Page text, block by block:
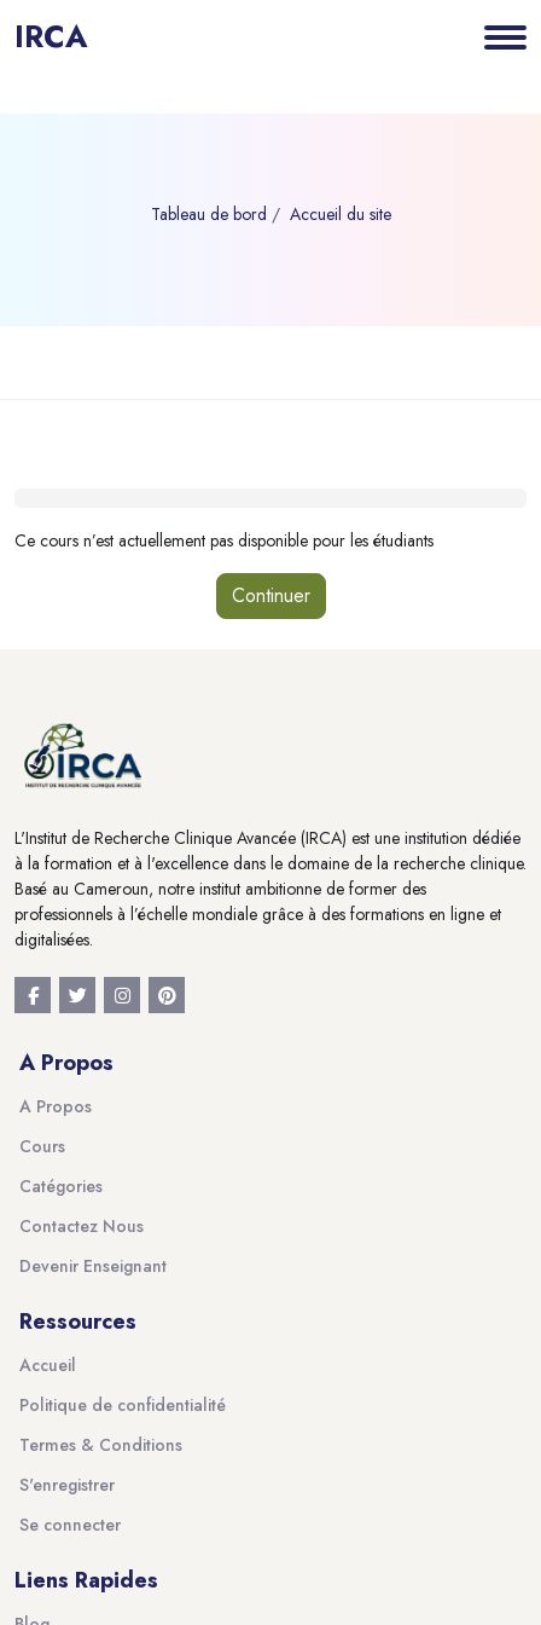
IRCA
Tableau de bord Accueil du site
Blocs
Ce cours n’est actuellement pas disponible pour les étudiants
Continuer
L'Institut de Recherche Clinique Avancée (IRCA) est une institution dédiée
à la formation et à l'excellence dans le domaine de la recherche clinique.
Basé au Cameroun, notre institut ambitionne de former des
professionnels à l’échelle mondiale grâce à des formations en ligne et
digitalisées.
A Propos
A Propos
Cours
Catégories
Contactez Nous
Devenir Enseignant
Ressources
Accueil
Politique de confidentialité
Termes & Conditions
S'enregistrer
Se connecter
Liens Rapides